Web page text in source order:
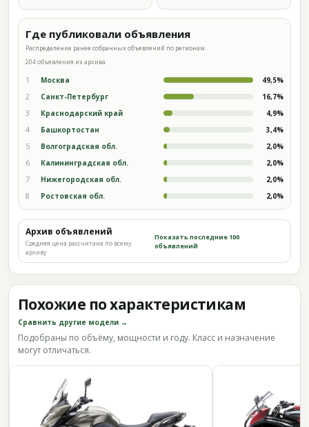
Где публиковали объявления
Распределение ранее собранных объявлений по регионам.
204 объявления из архива
1 Москва 49,5%
2 Санкт-Петербург 16,7%
3 Краснодарский край 4,9%
4 Башкортостан 3,4%
5 Волгоградская обл. 2,0%
6 Калининградская обл. 2,0%
7 Нижегородская обл. 2,0%
8 Ростовская обл. 2,0%
Архив объявлений
Средняя цена рассчитана по всему
архиву
Показать последние 100
объявлений
Похожие по характеристикам
Сравнить другие модели →
Подобраны по объёму, мощности и году. Класс и назначение
могут отличаться.